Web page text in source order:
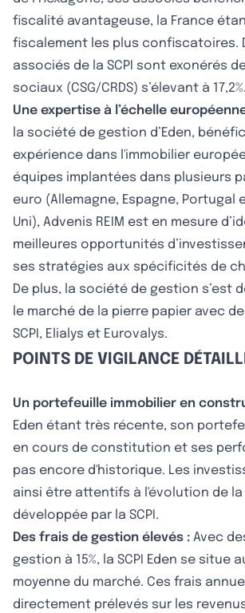
fiscalité avantageuse, la France
fiscalement les plus confiscatoires.
associés de la SCPI sont exonérés
sociaux (CSG/CRDS) s’élevant à 17,2%.
Une expertise à l’échelle
la société de gestion d’Eden,
expérience dans l'immobilier
équipes implantées dans plusieurs
euro (Allemagne, Espagne, Portugal
Uni), Advenis REIM est en mesure
meilleures opportunités
ses stratégies aux spécificités de
De plus, la société de gestion s’est
le marché de la pierre papier avec
SCPI, Elialys et Eurovalys.
POINTS DE VIGILANCE
Un portefeuille immobilier en
Eden étant très récente, son
en cours de constitution et ses
pas encore d'historique. Les
ainsi être attentifs à l'évolution de
développée par la SCPI.
Des frais de gestion élevés : Avec
gestion à 15%, la SCPI Eden se situe
moyenne du marché. Ces frais
directement prélevés sur les